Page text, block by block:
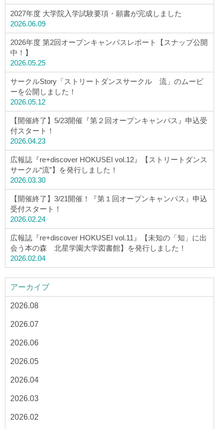
大学公式サイト
〒004-8631 北海道札幌市厚別区大谷地西2-3-1
Tel：011-891-2731（代表）
サイトマップ
© Copyright 2026 Hokusei Gakuen University.
All rights reserved.
2027年度 大学院入学試験要項・願書が完成しました
2026.06.09
2026年度 第2回オープンキャンパスレポート【スナップ公開
中！】
2026.05.25
サークルStory「ストリートダンスサークル 流」のムービ
ーを公開しました！
2026.05.12
【開催終了】5/23開催『第２回オープンキャンパス』申込受
付スタート！
2026.04.23
広報誌『re+discover HOKUSEI vol.12』【ストリートダンス
サークル“流”】を発行しました！
2026.03.30
【開催終了】3/21開催！『第１回オープンキャンパス』申込
受付スタート！
2026.02.24
広報誌『re+discover HOKUSEI vol.11』【未知の「知」に出
会う本の森 北星学園大学図書館】を発行しました！
2026.02.04
アーカイブ
2026.08
2026.07
2026.06
2026.05
2026.04
2026.03
2026.02